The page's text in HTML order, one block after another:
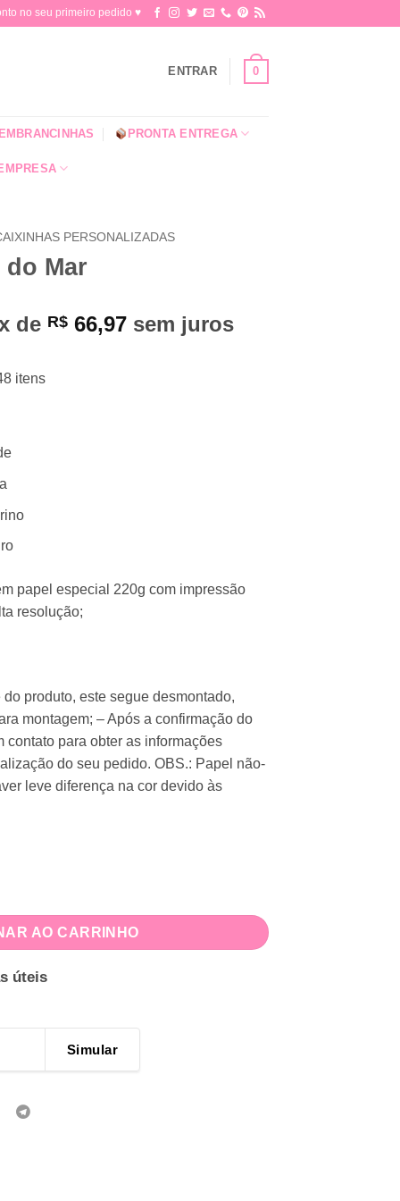
no seu primeiro pedido ♥​
ENTRAR 0
PRONTA ENTREGA
PERSONALIZADAS
Mar
de R$ 66,97 sem juros
itens
papel especial 220g com impressão
resolução;
produto, este segue desmontado,
montagem; – Após a confirmação do
contato para obter as informações
do seu pedido. OBS.: Papel não-
leve diferença na cor devido às
AO CARRINHO
úteis
Simular